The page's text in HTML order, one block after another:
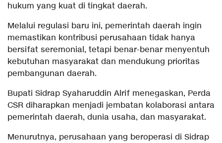
hukum yang kuat di tingkat daerah.
Melalui regulasi baru ini, pemerintah daerah ingin
memastikan kontribusi perusahaan tidak hanya
bersifat seremonial, tetapi benar-benar menyentuh
kebutuhan masyarakat dan mendukung prioritas
pembangunan daerah.
Bupati Sidrap Syaharuddin Alrif menegaskan, Perda
CSR diharapkan menjadi jembatan kolaborasi antara
pemerintah daerah, dunia usaha, dan masyarakat.
Menurutnya, perusahaan yang beroperasi di Sidrap